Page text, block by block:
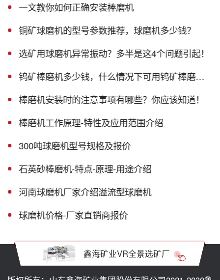
一文教你如何正确安装棒磨机
铜矿球磨机的型号参数推荐，球磨机多少钱？
选矿用球磨机异常振动？多半是这4个问题引起！
钨矿棒磨机多少钱，什么情况下可用钨矿棒磨机？
棒磨机安装时的注意事项有哪些？你应该知道！
棒磨机工作原理-特性及应用范围介绍
300吨球磨机型号规格及报价
石英砂棒磨机-特点-原理-用途介绍
河南球磨机厂家介绍溢流型球磨机
球磨机价格-厂家直销商报价
鑫海矿业VR全景选矿厂